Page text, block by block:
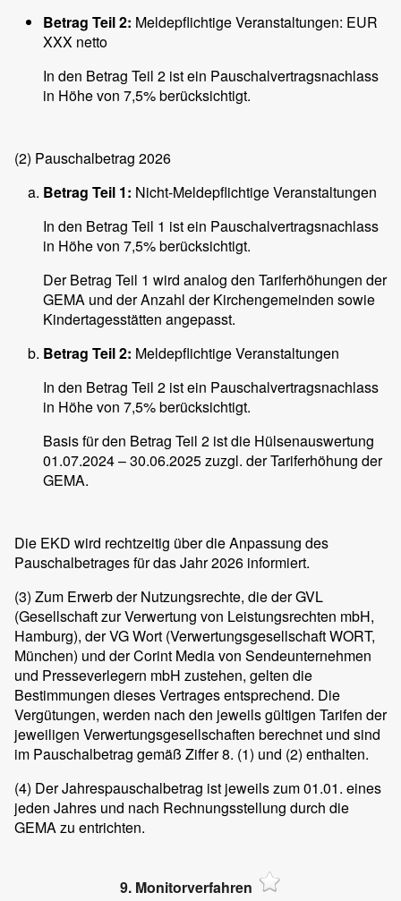
Betrag Teil 2: Meldepflichtige Veranstaltungen: EUR
XXX netto
In den Betrag Teil 2 ist ein Pauschalvertragsnachlass
in Höhe von 7,5% berücksichtigt.
(2) Pauschalbetrag 2026
Betrag Teil 1: Nicht-Meldepflichtige Veranstaltungen
In den Betrag Teil 1 ist ein Pauschalvertragsnachlass
in Höhe von 7,5% berücksichtigt.
Der Betrag Teil 1 wird analog den Tariferhöhungen der
GEMA und der Anzahl der Kirchengemeinden sowie
Kindertagesstätten angepasst.
Betrag Teil 2: Meldepflichtige Veranstaltungen
In den Betrag Teil 2 ist ein Pauschalvertragsnachlass
in Höhe von 7,5% berücksichtigt.
Basis für den Betrag Teil 2 ist die Hülsenauswertung
01.07.2024 – 30.06.2025 zuzgl. der Tariferhöhung der
GEMA.
Die EKD wird rechtzeitig über die Anpassung des
Pauschalbetrages für das Jahr 2026 informiert.
(3) Zum Erwerb der Nutzungsrechte, die der GVL
(Gesellschaft zur Verwertung von Leistungsrechten mbH,
Hamburg), der VG Wort (Verwertungsgesellschaft WORT,
München) und der Corint Media von Sendeunternehmen
und Presseverlegern mbH zustehen, gelten die
Bestimmungen dieses Vertrages entsprechend. Die
Vergütungen, werden nach den jeweils gültigen Tarifen der
jeweiligen Verwertungsgesellschaften berechnet und sind
im Pauschalbetrag gemäß Ziffer 8. (1) und (2) enthalten.
(4) Der Jahrespauschalbetrag ist jeweils zum 01.01. eines
jeden Jahres und nach Rechnungsstellung durch die
GEMA zu entrichten.
9. Monitorverfahren